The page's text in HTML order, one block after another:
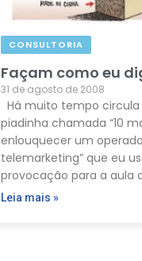
CONSULTORIA
Façam como eu
31 de agosto de 2008
Há muito tempo
piadinha chamada “10
enlouquecer um
telemarketing” que eu
provocação para a aula
Leia mais »